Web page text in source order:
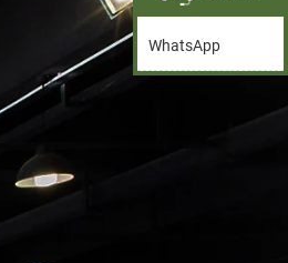
WhatsApp